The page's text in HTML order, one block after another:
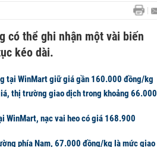
có thể ghi nhận một vài biến
kéo dài.
tại WinMart giữ giá gần 160.000 đồng/kg
thị trường giao dịch trong khoảng 66.000
WinMart, nạc vai heo có giá 168.900
phía Nam, 67.000 đồng/kg là mức giao